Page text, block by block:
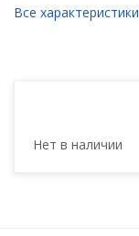
Все характеристики
Нет в наличии